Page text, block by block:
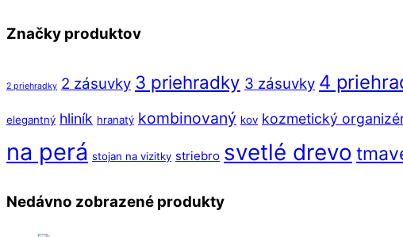
Značky produktov
2 priehradky 2 zásuvky 3 priehradky 3 zásuvky 4
elegantný hliník hranatý kombinovaný kov kozmetický
na perá stojan na vizitky striebro svetlé drevo
Nedávno zobrazené produkty